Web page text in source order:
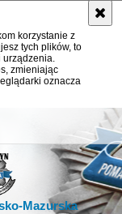
korzystanie z
tych plików, to
urządzenia.
zmieniając
oznacza
Mazurska